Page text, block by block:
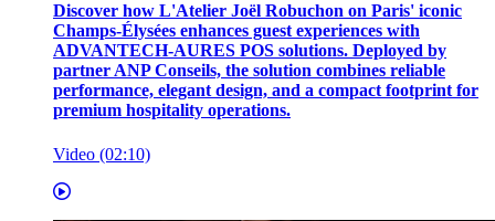
Discover how L'Atelier Joël Robuchon on Paris' iconic
Champs-Élysées enhances guest experiences with
ADVANTECH-AURES POS solutions. Deployed by
partner ANP Conseils, the solution combines reliable
performance, elegant design, and a compact footprint for
premium hospitality operations.
Video (02:10)